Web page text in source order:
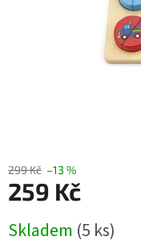
299 Kč –13 %
259 Kč
cena:
Skladem (5 ks)